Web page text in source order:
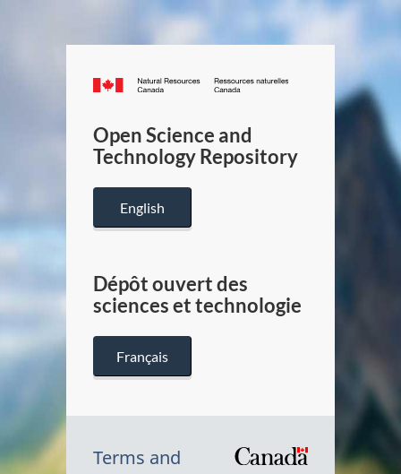
Canada.ca
/
Canada
Open Science and
Technology Repository
English
Dépôt ouvert des
sciences et technologie
Français
Terms and